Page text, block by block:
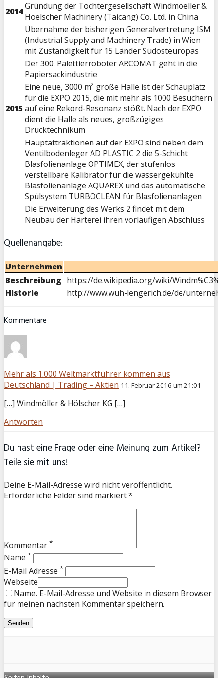
2014Gründung der Tochtergesellschaft Windmoeller &
Hoelscher Machinery (Taicang) Co. Ltd. in China
Übernahme der bisherigen Generalvertretung ISM
(Industrial Supply and Machinery Trade) in Wien
mit Zuständigkeit für 15 Länder Südosteuropas
Der 300. Palettierroboter ARCOMAT geht in die
Papiersackindustrie
2015
Eine neue, 3000 m² große Halle ist der Schauplatz
für die EXPO 2015, die mit mehr als 1000 Besuchern
auf eine Rekord-Resonanz stößt. Nach der EXPO
dient die Halle als neues, großzügiges
Drucktechnikum
Hauptattraktionen auf der EXPO sind neben dem
Ventilbodenleger AD PLASTIC 2 die 5-Schicht
Blasfolienanlage OPTIMEX, der stufenlos
verstellbare Kalibrator für die wassergekühlte
Blasfolienanlage AQUAREX und das automatische
Spülsystem TURBOCLEAN für Blasfolienanlagen
Die Erweiterung des Werks 2 findet mit dem
Neubau der Härterei ihren vorläufigen Abschluss
Quellenangabe:
Unternehmen
Beschreibung https://de.wikipedia.org/wiki/
Historie
http://www.wuh-lengerich.de/de/
Kommentare
Mehr als 1.000 Weltmarktführer kommen aus
Deutschland | Trading – Aktien 11. Februar 2016 um 21:01
[…] Windmöller & Hölscher KG […]
Antworten
Du hast eine Frage oder eine Meinung zum Artikel?
Teile sie mit uns!
Deine E-Mail-Adresse wird nicht veröffentlicht.
Erforderliche Felder sind markiert *
Kommentar *
Name *
E-Mail Adresse *
Webseite
Name, E-Mail-Adresse und Website in diesem Browser
für meinen nächsten Kommentar speichern.